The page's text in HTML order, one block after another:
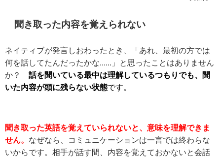
聞き取った内容を覚えられない
ネイティブが発言しおわったとき、「あれ、最初の方では
何を話してたんだったかな......」と思ったことはありません
か？ 話を聞いている最中は理解しているつもりでも、聞
いた内容が頭に残らない状態です。
聞き取った英語を覚えていられないと、意味を理解できま
せん。 なぜなら、コミュニケーションは一言では終わらな
いからです。相手が話す間、内容を覚えておかないと会話